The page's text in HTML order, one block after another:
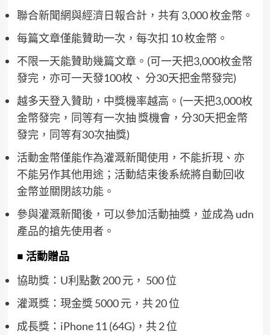
聯合新聞網與經濟日報合計，共有 3,000 枚金幣。
每篇文章僅能贊助一次，每次扣 10 枚金幣。
不限一天能贊助幾篇文章。(可一天把3,000枚金幣
發完，亦可一天發100枚、 分30天把金幣發完)
越多天登入贊助，中獎機率越高。(一天把3,000枚
金幣發完，同等有一次抽 獎機會，分30天把金幣
發完，同等有30次抽獎)
活動金幣僅能作為灌溉新聞使用，不能折現、亦
不能另作其他用途；活動結束後系統將自動回收
金幣並關閉該功能。
參與灌溉新聞後，可以參加活動抽獎，並成為 udn
產品的搶先使用者。
■ 活動贈品
協助獎：U利點數 200 元， 500 位
灌溉獎：現金獎 5000 元，共 20 位
成長獎：iPhone 11 (64G)，共 2 位